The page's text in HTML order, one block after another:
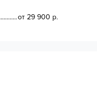
от 29 900 р.